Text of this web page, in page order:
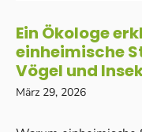
Ein Ökologe
einheimische
Vögel und
März 29, 2026